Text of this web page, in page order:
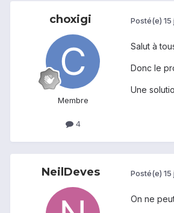
choxigi
Membre
4
Posté(e) 15
Salut à
Donc le
Une
NeilDeves Posté(e) 15
On ne